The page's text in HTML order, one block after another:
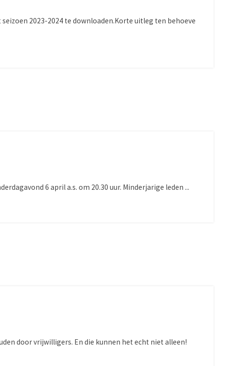
2023-2024 te downloaden.Korte uitleg ten behoeve
6 april a.s. om 20.30 uur. Minderjarige leden ...
door vrijwilligers. En die kunnen het echt niet alleen!